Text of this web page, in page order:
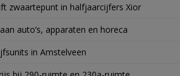
zwaartepunt in halfjaarcijfers Xior
auto’s, apparaten en horeca
in Amstelveen